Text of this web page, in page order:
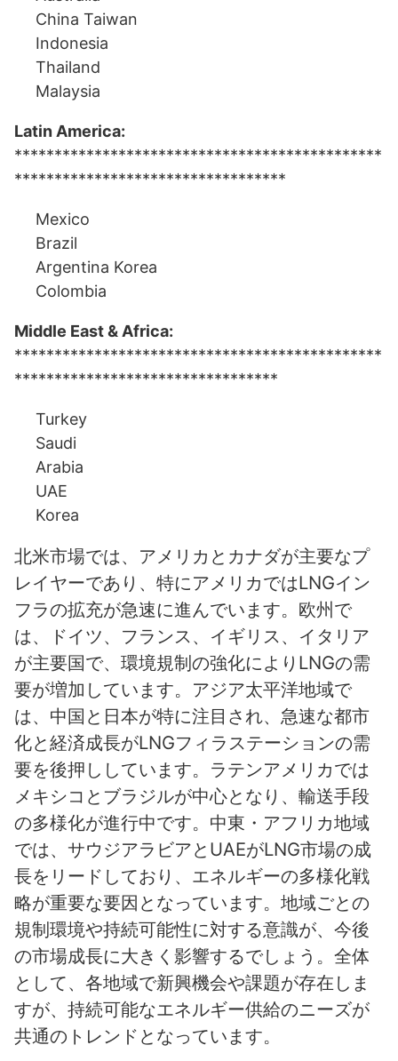
China Taiwan
Indonesia
Thailand
Malaysia
Latin America:
**********************************************
**********************************
Mexico
Brazil
Argentina Korea
Colombia
Middle East & Africa:
**********************************************
*********************************
Turkey
Saudi
Arabia
UAE
Korea
北米市場では、アメリカとカナダが主要なプ
レイヤーであり、特にアメリカではLNGイン
フラの拡充が急速に進んでいます。欧州で
は、ドイツ、フランス、イギリス、イタリア
が主要国で、環境規制の強化によりLNGの需
要が増加しています。アジア太平洋地域で
は、中国と日本が特に注目され、急速な都市
化と経済成長がLNGフィラステーションの需
要を後押ししています。ラテンアメリカでは
メキシコとブラジルが中心となり、輸送手段
の多様化が進行中です。中東・アフリカ地域
では、サウジアラビアとUAEがLNG市場の成
長をリードしており、エネルギーの多様化戦
略が重要な要因となっています。地域ごとの
規制環境や持続可能性に対する意識が、今後
の市場成長に大きく影響するでしょう。全体
として、各地域で新興機会や課題が存在しま
すが、持続可能なエネルギー供給のニーズが
共通のトレンドとなっています。